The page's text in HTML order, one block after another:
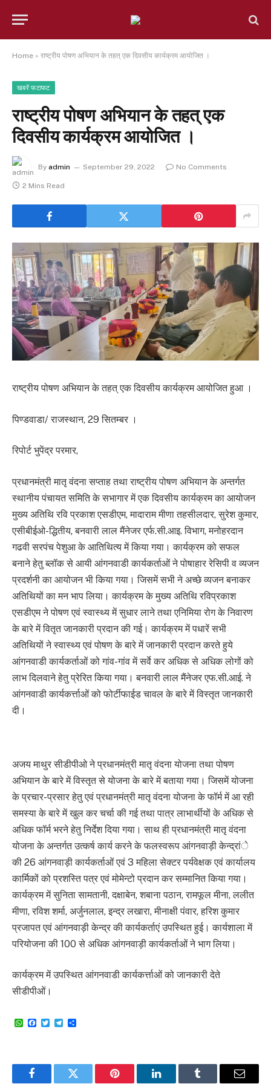
Home » राष्ट्रीय पोषण अभियान के तहत् एक दिवसीय कार्यक्रम आयोजित ।
खबरें फटाफट
राष्ट्रीय पोषण अभियान के तहत् एक
दिवसीय कार्यक्रम आयोजित ।
By admin September 29, 2022 No Comments
2 Mins Read
राष्ट्रीय पोषण अभियान के तहत् एक दिवसीय कार्यक्रम आयोजित हुआ ।
पिण्डवाडा/ राजस्थान, 29 सितम्बर ।
रिपोर्ट भुपेंद्र परमार,
प्रधानमंत्री मातृ वंदना सप्ताह तथा राष्ट्रीय पोषण अभियान के अन्तर्गत
स्थानीय पंचायत समिति के सभागार में एक दिवसीय कार्यक्रम का आयोजन
मुख्य अतिथि रवि प्रकाश एसडीएम, मादाराम मीणा तहसीलदार, सुरेश कुमार,
एसीबीईओ-द्धितीय, बनवारी लाल मैंनेजर एर्फ.सी.आइ. विभाग, मनोहरदान
गढवी सरपंच पेशुआ के आतिथित्य में किया गया। कार्यक्रम को सफल
बनाने हेतु ब्लॉक से आयी आंगनवाडी कार्यकर्ताओं ने पोषाहार रेसिपी व व्यजन
प्रदर्शनी का आयोजन भी किया गया। जिसमें सभी ने अच्छे व्यजन बनाकर
अतिथियों का मन भाप लिया। कार्यक्रम के मुख्य अतिथि रविप्रकाश
एसडीएम ने पोषण एवं स्वास्थ्य में सुधार लाने तथा एनिमिया रोग के निवारण
के बारे में वितृत जानकारी प्रदान की गई। कार्यक्रम में पधारें सभी
अतिथियों ने स्वास्थ्य एवं पोषण के बारे में जानकारी प्रदान करते हुये
आंगनवाडी कार्यकर्ताओं को गांव-गांव में सर्वे कर अधिक से अधिक लोगों को
लाभ दिलवाने हेतु प्रेरित किया गया। बनवारी लाल मैंनेजर एफ.सी.आई. ने
आंगनवाडी कार्यकर्त्ताओं को फोर्टीफाईड चावल के बारे में विस्तृत जानकारी
दी।
अजय माथुर सीडीपीओ ने प्रधानमंत्री मातृ वंदना योजना तथा पोषण
अभियान के बारे में विस्तृत से योजना के बारे में बताया गया। जिसमें योजना
के प्रचार-प्रसार हेतु एवं प्रधानमंत्री मातृ वंदना योजना के फॉर्म में आ रही
समस्या के बारे में खुल कर चर्चा की गई तथा पात्र लाभार्थीयों के अधिक से
अधिक फॉर्म भरने हेतु निर्देश दिया गया। साथ ही प्रधानमंत्री मातृ वंदना
योजना के अन्तर्गत उत्कर्ष कार्य करने के फलस्वरूप आंगनवाड़ी केन्द्रांे
की 26 आंगनवाड़ी कार्यकर्ताओं एवं 3 महिला सेक्टर पर्यवेक्षक एवं कार्यालय
कार्मिकों को प्रशस्ति पत्र एवं मोमेन्टो प्रदान कर सम्मानित किया गया।
कार्यक्रम में सुनिता सामतानी, दक्षाबेन, शबाना पठान, रामफूल मीना, ललीत
मीणा, रविश शर्मा, अर्जुनलाल, इन्द्र लखारा, मीनाक्षी पंवार, हरिश कुमार
प्रजापत एवं आंगनवाड़ी केन्द्र की कार्यकर्ताएं उपस्थित हुई। कार्यशाला में
परियोजना की 100 से अधिक आंगनवाड़ी कार्यकर्ताओं ने भाग लिया।
कार्यक्रम में उपस्थित आंगनवाडी कार्यकर्त्ताओं को जानकारी देते
सीडीपीओं।
WhatsApp
Facebook
TwitterTelegram